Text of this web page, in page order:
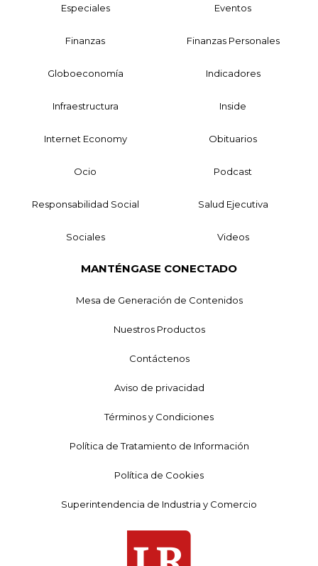
Especiales Eventos
Finanzas Finanzas Personales
Globoeconomía Indicadores
Infraestructura Inside
Internet Economy Obituarios
Ocio Podcast
Responsabilidad Social Salud Ejecutiva
Sociales Videos
MANTÉNGASE CONECTADO
Mesa de Generación de Contenidos
Nuestros Productos
Contáctenos
Aviso de privacidad
Términos y Condiciones
Política de Tratamiento de Información
Política de Cookies
Superintendencia de Industria y Comercio